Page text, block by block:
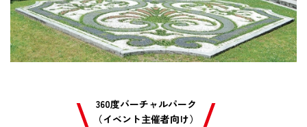
360度バーチャルパーク
（イベント主催者向け）